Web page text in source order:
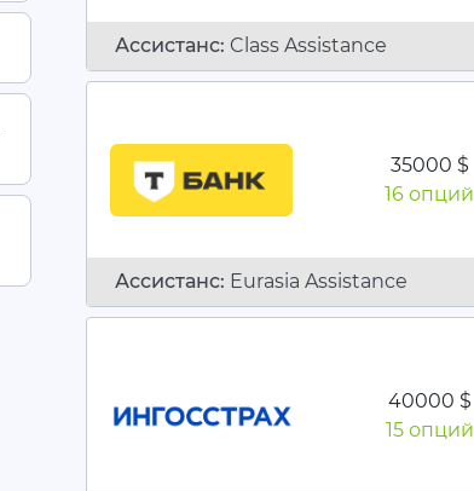
Ассистанc: Class Assistance
35000 $
16 опций
Ассистанc: Eurasia Assistance
40000 $
15 опций